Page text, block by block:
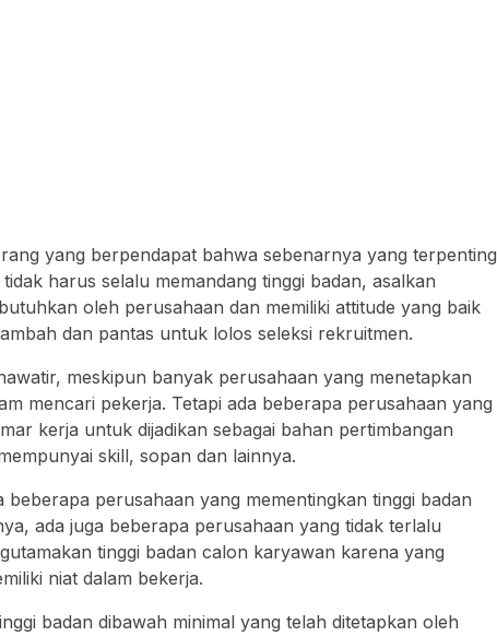
yang berpendapat bahwa sebenarnya yang terpenting
harus selalu memandang tinggi badan, asalkan
oleh perusahaan dan memiliki attitude yang baik
dan pantas untuk lolos seleksi rekruitmen.
meskipun banyak perusahaan yang menetapkan
mencari pekerja. Tetapi ada beberapa perusahaan yang
kerja untuk dijadikan sebagai bahan pertimbangan
skill, sopan dan lainnya.
beberapa perusahaan yang mementingkan tinggi badan
ada juga beberapa perusahaan yang tidak terlalu
tinggi badan calon karyawan karena yang
niat dalam bekerja.
badan dibawah minimal yang telah ditetapkan oleh